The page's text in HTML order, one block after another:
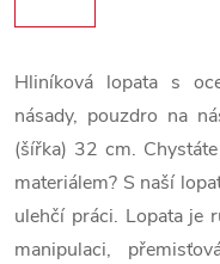
Hliníková lopata s
násady, pouzdro na
(šířka) 32 cm.
materiálem? S naší
ulehčí práci. Lopata je
manipulaci,